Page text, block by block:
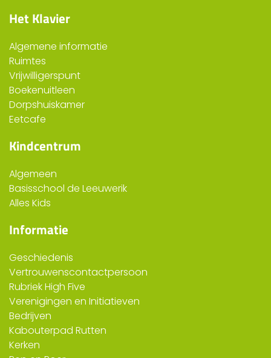
Het Klavier
Algemene informatie
Ruimtes
Vrijwilligerspunt
Boekenuitleen
Dorpshuiskamer
Eetcafe
Kindcentrum
Algemeen
Basisschool de Leeuwerik
Alles Kids
Informatie
Geschiedenis
Vertrouwenscontactpersoon
Rubriek High Five
Verenigingen en Initiatieven
Bedrijven
Kabouterpad Rutten
Kerken